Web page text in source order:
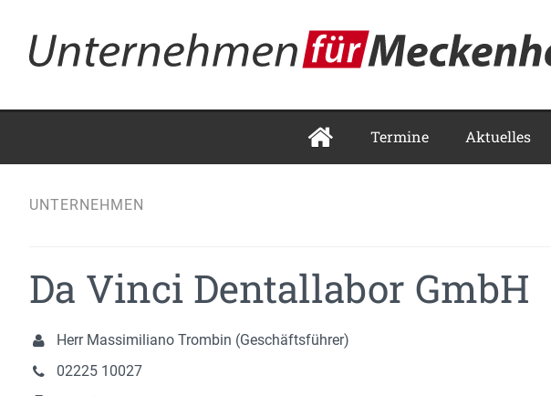
Termine Aktuelles
UNTERNEHMEN
Da Vinci Dentallabor GmbH
Herr Massimiliano Trombin (Geschäftsführer)
02225 10027